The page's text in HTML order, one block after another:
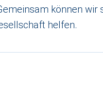
können wir
helfen.